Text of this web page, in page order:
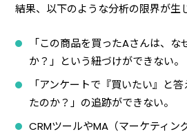
結果、以下のような分析の限界が生
「この商品を買ったAさんは、な
か？」という紐づけができない。
「アンケートで『買いたい』と
たのか？」の追跡ができない。
CRMツールやMA（マーケティン